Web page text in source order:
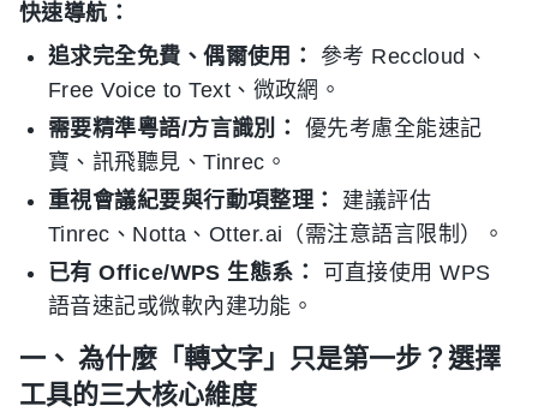
快速導航：
追求完全免費、偶爾使用：
參考 Reccloud、
Free Voice to Text、微政網。
需要精準粵語/方言識別：
優先考慮全能速記
寶、訊飛聽見、Tinrec。
重視會議紀要與行動項整理：
建議評估
Tinrec、Notta、Otter.ai（需注意語言限制）。
已有 Office/WPS 生態系：
可直接使用 WPS
語音速記或微軟內建功能。
一、 為什麼「轉文字」只是第一步？選擇
工具的三大核心維度